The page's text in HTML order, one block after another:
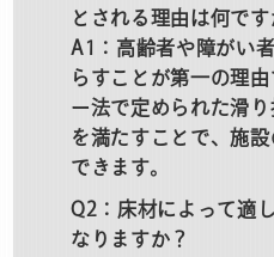
とされる理由は何です
A1：高齢者や障がい
らすことが第一の理
ー法で定められた滑
を満たすことで、施
できます。
Q2：床材によって適
なりますか？